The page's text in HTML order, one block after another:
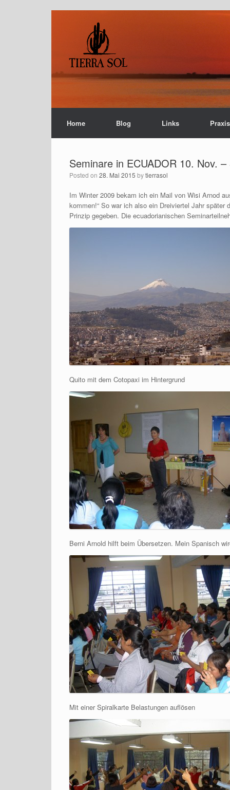
Home Blog Links
Seminare in ECUADOR 10. Nov.
Posted on 28. Mai 2015 bytierrasol
Im Winter 2009 bekam ich ein Mail von Wisi Arnod
kommen!“ So war ich also ein Dreiviertel Jahr
Prinzip gegeben. Die ecuadorianischen
Quito mit dem Cotopaxi im Hintergrund
Berni Arnold hilft beim Übersetzen. Mein Spanisch
Mit einer Spiralkarte Belastungen auflösen